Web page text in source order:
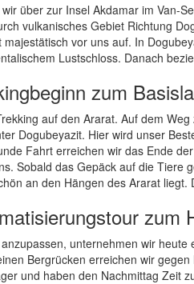
über zur Insel Akdamar im Van-
vulkanisches Gebiet Richtung
vor uns auf. In
Lustschloss. Danach
zum
auf den Ararat. Auf dem
Dogubeyazit. Hier wird unser
Fahrt erreichen wir das Ende
Sobald das Gepäck auf die Tiere
an den Hängen des Ararat liegt.
zum
unternehmen wir
Bergrücken erreichen wir
und haben den Nachmittag Zeit